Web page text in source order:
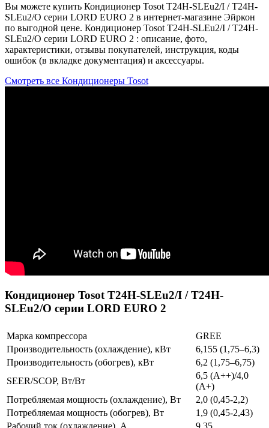
Вы можете купить Кондиционер Tosot T24H-SLEu2/I / T24H-
SLEu2/O серии LORD EURO 2 в интернет-магазине Эйркон
по выгодной цене. Кондиционер Tosot T24H-SLEu2/I / T24H-
SLEu2/O серии LORD EURO 2 : описание, фото,
характеристики, отзывы покупателей, инструкция, коды
ошибок (в вкладке документация) и аксессуары.
Смотреть все Кондиционеры Tosot
Кондиционер Tosot T24H-SLEu2/I / T24H-
SLEu2/O серии LORD EURO 2
Марка компрессора
GREE
Производительность (охлаждение), кВт
6,155 (1,75–6,3)
Производительность (обогрев), кВт
6,2 (1,75–6,75)
SEER/SCOP, Вт/Вт
6,5 (A++)/4,0
(A+)
Потребляемая мощность (охлаждение), Вт
2,0 (0,45-2,2)
Потребляемая мощность (обогрев), Вт
1,9 (0,45-2,43)
Рабочий ток (охлаждение), А
9,35